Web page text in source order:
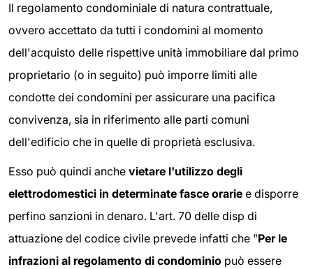
Il regolamento condominiale di natura contrattuale,
ovvero accettato da tutti i condomini al momento
dell'acquisto delle rispettive unità immobiliare dal primo
proprietario (o in seguito) può imporre limiti alle
condotte dei condomini per assicurare una pacifica
convivenza, sia in riferimento alle parti comuni
dell'edificio che in quelle di proprietà esclusiva.
Esso può quindi anche vietare l'utilizzo degli
elettrodomestici in determinate fasce orarie e disporre
perfino sanzioni in denaro. L'art. 70 delle disp di
attuazione del codice civile prevede infatti che "Per le
infrazioni al regolamento di condominio può essere